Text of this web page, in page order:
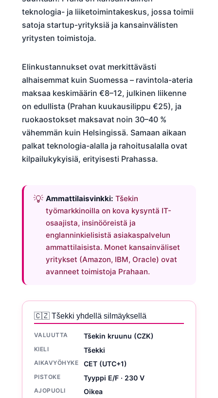
teknologia- ja liiketoimintakeskus, jossa toimii
satoja startup-yrityksiä ja kansainvälisten
yritysten toimistoja.
Elinkustannukset ovat merkittävästi
alhaisemmat kuin Suomessa – ravintola-ateria
maksaa keskimäärin €8–12, julkinen liikenne
on edullista (Prahan kuukausilippu €25), ja
ruokaostokset maksavat noin 30–40 %
vähemmän kuin Helsingissä. Samaan aikaan
palkat teknologia-alalla ja rahoitusalalla ovat
kilpailukykyisiä, erityisesti Prahassa.
Ammattilaisvinkki: Tšekin
työmarkkinoilla on kova kysyntä IT-
osaajista, insinööreistä ja
englanninkielisistä asiakaspalvelun
ammattilaisista. Monet kansainväliset
yritykset (Amazon, IBM, Oracle) ovat
avanneet toimistoja Prahaan.
🇨🇿 Tšekki yhdellä silmäyksellä
VALUUTTA Tšekin kruunu (CZK)
KIELI Tšekki
AIKAVYÖHYKE CET (UTC+1)
PISTOKE Tyyppi E/F · 230 V
AJOPUOLI Oikea